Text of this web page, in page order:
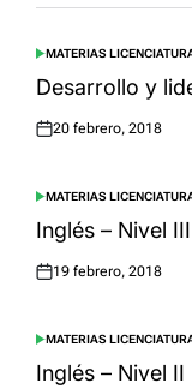
POSTED
IN
MATERIAS
Desarrollo y
Posted
20 febrero, 2018
POSTED
IN
MATERIAS
Inglés – Nivel III
Posted
19 febrero, 2018
POSTED
IN
MATERIAS
Inglés – Nivel II